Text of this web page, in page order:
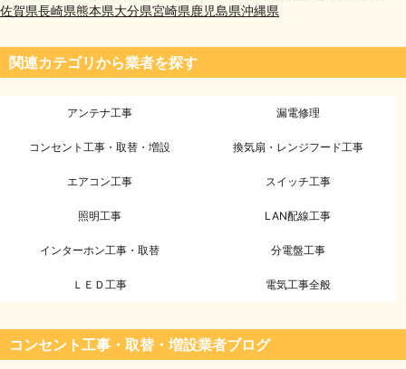
佐賀県長崎県熊本県大分県宮崎県鹿児島県沖縄県
関連カテゴリから業者を探す
アンテナ工事 漏電修理
コンセント工事・取替・増設 換気扇・レンジフード工事
エアコン工事 スイッチ工事
照明工事 LAN配線工事
インターホン工事・取替 分電盤工事
ＬＥＤ工事 電気工事全般
コンセント工事・取替・増設業者ブログ